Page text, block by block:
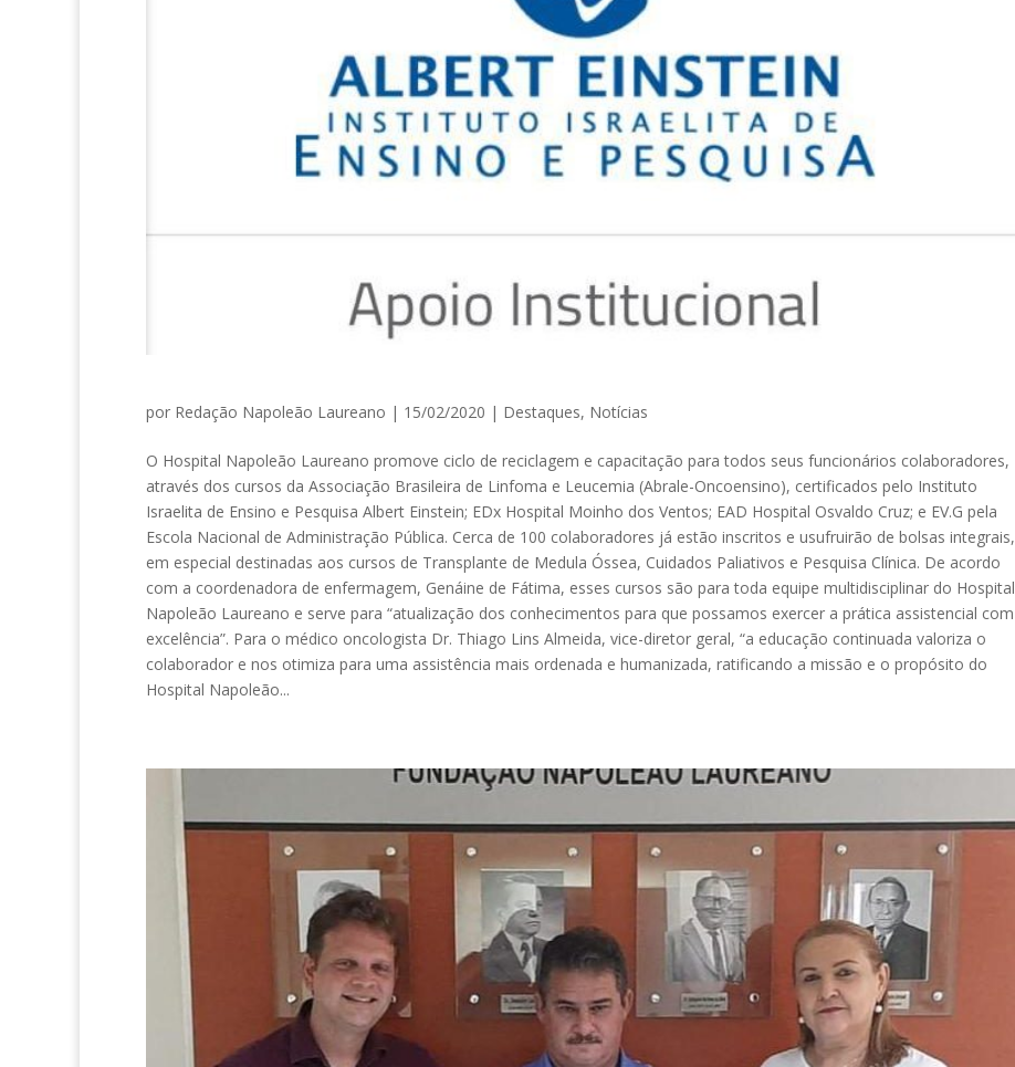
por Redação Napoleão Laureano | 15/02/2020 | Destaques, Notícias
O Hospital Napoleão Laureano promove ciclo de reciclagem e capacitação para todos seus funcionários colaboradores,
através dos cursos da Associação Brasileira de Linfoma e Leucemia (Abrale-Oncoensino), certificados pelo Instituto
Israelita de Ensino e Pesquisa Albert Einstein; EDx Hospital Moinho dos Ventos; EAD Hospital Osvaldo Cruz; e EV.G pela
Escola Nacional de Administração Pública. Cerca de 100 colaboradores já estão inscritos e usufruirão de bolsas integrais,
em especial destinadas aos cursos de Transplante de Medula Óssea, Cuidados Paliativos e Pesquisa Clínica. De acordo
com a coordenadora de enfermagem, Genáine de Fátima, esses cursos são para toda equipe multidisciplinar do Hospital
Napoleão Laureano e serve para “atualização dos conhecimentos para que possamos exercer a prática assistencial com
excelência”. Para o médico oncologista Dr. Thiago Lins Almeida, vice-diretor geral, “a educação continuada valoriza o
colaborador e nos otimiza para uma assistência mais ordenada e humanizada, ratificando a missão e o propósito do
Hospital Napoleão...